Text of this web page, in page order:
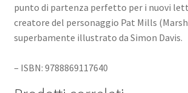
punto di partenza perfetto per i nuovi
creatore del personaggio Pat Mills
superbamente illustrato da Simon Davis.
– ISBN: 9788869117640